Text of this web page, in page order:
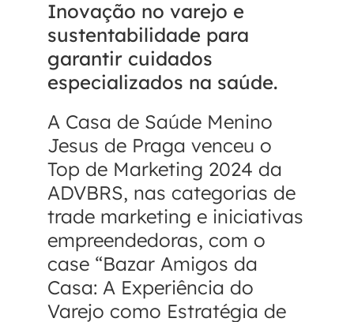
Inovação no varejo e
sustentabilidade para
garantir cuidados
especializados na saúde.
A Casa de Saúde Menino
Jesus de Praga venceu o
Top de Marketing 2024 da
ADVBRS, nas categorias de
trade marketing e iniciativas
empreendedoras, com o
case “Bazar Amigos da
Casa: A Experiência do
Varejo como Estratégia de